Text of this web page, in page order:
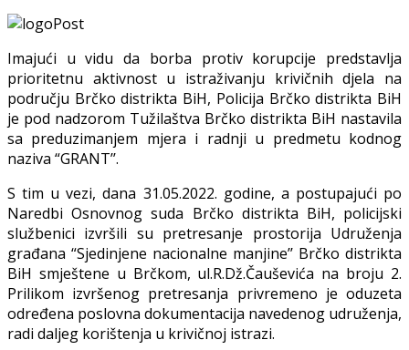
Imajući u vidu da borba protiv korupcije predstavlja
prioritetnu aktivnost u istraživanju krivičnih djela na
području Brčko distrikta BiH, Policija Brčko distrikta BiH
je pod nadzorom Tužilaštva Brčko distrikta BiH nastavila
sa preduzimanjem mjera i radnji u predmetu kodnog
naziva “GRANT’’.
S tim u vezi, dana 31.05.2022. godine, a postupajući po
Naredbi Osnovnog suda Brčko distrikta BiH, policijski
službenici izvršili su pretresanje prostorija Udruženja
građana “Sjedinjene nacionalne manjine’’ Brčko distrikta
BiH smještene u Brčkom, ul.R.Dž.Čauševića na broju 2.
Prilikom izvršenog pretresanja privremeno je oduzeta
određena poslovna dokumentacija navedenog udruženja,
radi daljeg korištenja u krivičnoj istrazi.